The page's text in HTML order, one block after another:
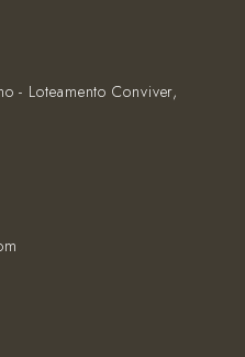
- Loteamento Conviver,